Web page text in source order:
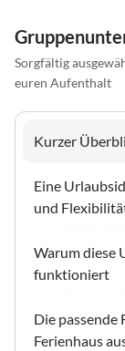
Sorgfältig
euren Aufenthalt
Kurzer
Eine
und
Warum diese
funktioniert
Die passende
Ferienhaus